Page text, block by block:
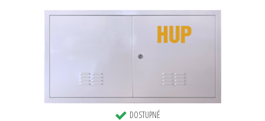
DOSTUPNÉ